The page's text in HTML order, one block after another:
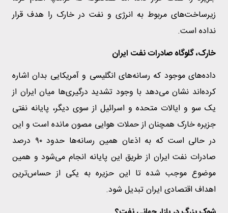
زیرساخت‌های مربوط به انرژی و نفت در خارک را هدف قرار
نداده است.
خارک، گلوگاه صادرات نفت ایران
داده‌های موجود که رسانه‌های انگلیسی و آمریکایی بدان اشاره
کرده‌اند نشان می‌دهد با وجود تشدید درگیری‌ها میان ایران از
یک سو و ایالات متحده و اسرائیل از سوی دیگر، پایانه نفتی
جزیره خارک همچنان از حملات هوایی مصون مانده است و این
در حالی است که به اذعان همین رسانه‌ها حدود ۹۰ درصد
صادرات نفت ایران از طریق این پایانه انجام می‌شود و همین
موضوع موجب شده تا این حزیره به یکی از حساس‌ترین
اهداف اقتصادی ایران تبدیل شود.